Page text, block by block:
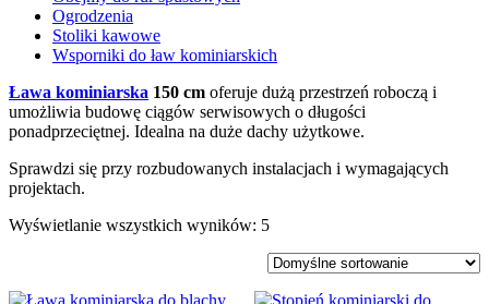
Ogrodzenia
Stoliki kawowe
Wsporniki do ław kominiarskich
Ława kominiarska 150 cm oferuje dużą przestrzeń roboczą i
umożliwia budowę ciągów serwisowych o długości
ponadprzeciętnej. Idealna na duże dachy użytkowe.
Sprawdzi się przy rozbudowanych instalacjach i wymagających
projektach.
Wyświetlanie wszystkich wyników: 5